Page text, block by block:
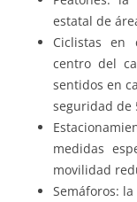
estatal de
Ciclistas en
centro del
sentidos en
seguridad de
medidas
movilidad
Semáforos: